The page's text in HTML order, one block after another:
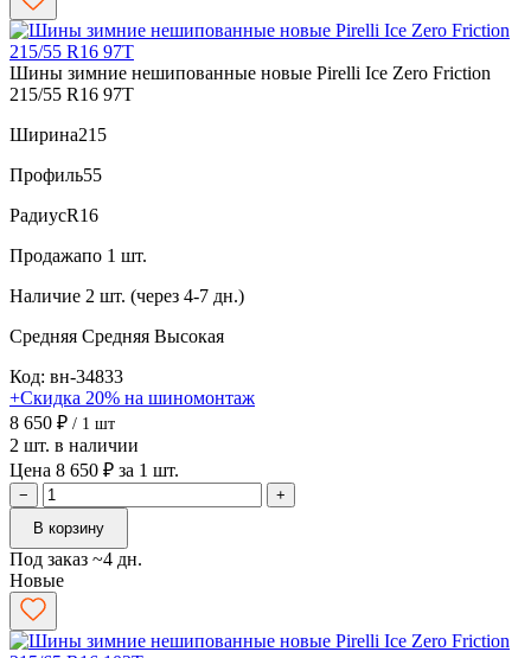
Шины зимние нешипованные новые Pirelli Ice Zero Friction
215/55 R16 97T
Ширина215
Профиль55
РадиусR16
Продажапо 1 шт.
Наличие 2 шт. (через 4-7 дн.)
Средняя Средняя Высокая
Код: вн-34833
+Скидка 20% на шиномонтаж
8 650 ₽ / 1 шт
2 шт. в наличии
Цена 8 650 ₽ за 1 шт.
−
+
В корзину
Под заказ ~4 дн.
Новые